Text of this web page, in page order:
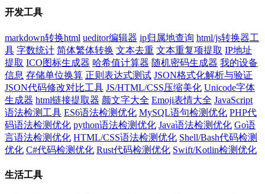
开发工具
markdown转换html ueditor编辑器 ip归属地查询 html/js转换器工
具 字数统计 简体繁体转换 文本去重 文本重复项提取 IP地址
提取 ICO图标生成器 哈希值计算器 随机密码生成器 我的设备
信息 存储单位换算 正则表达式测试 JSON格式化解析与验证
JSON代码修改对比工具 JS/HTML/CSS压缩美化 Unicode字体
生成器 html链接提取器 颜文字大全 Emoji表情大全 JavaScript
语法检测工具 ES6语法检测优化 MySQL语句检测优化 PHP代
码语法检测优化 python语法检测优化 Java语法检测优化 Go语
言语法检测优化 HTML/CSS语法检测优化 Shell/Bash代码检测
优化 C#代码检测优化 Rust代码检测优化 Swift/Kotlin检测优化
生活工具